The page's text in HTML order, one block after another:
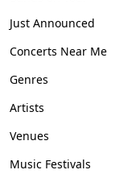
Just Announced
Concerts Near Me
Genres
Artists
Venues
Music Festivals